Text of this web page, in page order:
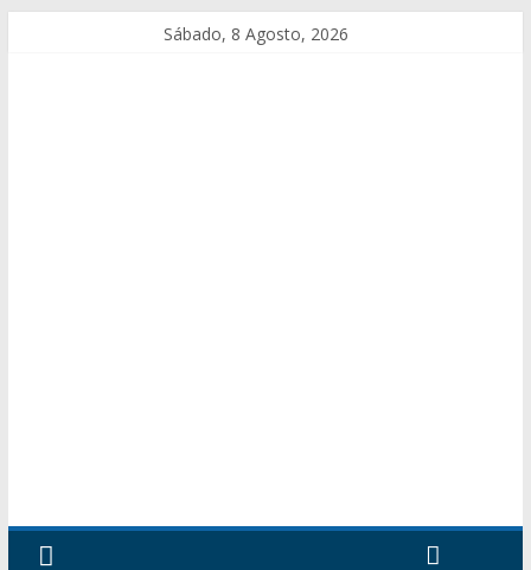
Sábado, 8 Agosto, 2026